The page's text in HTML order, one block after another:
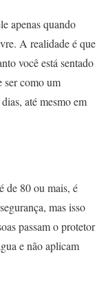
apenas quando
A realidade é que
você está sentado
ser como um
até mesmo em
de 80 ou mais, é
mas isso
passam o protetor
e não aplicam